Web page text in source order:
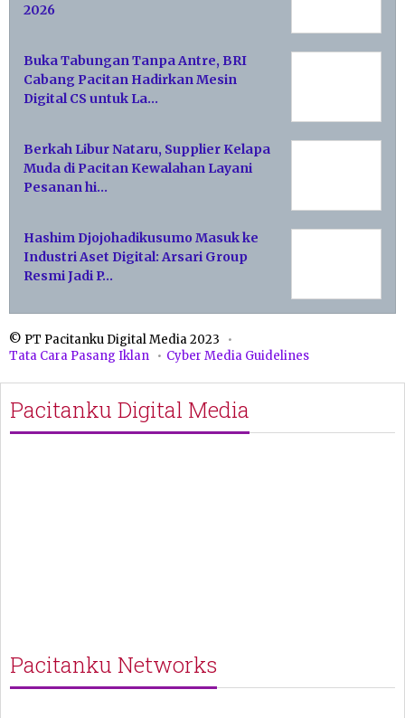
2026
Buka Tabungan Tanpa Antre, BRI
Cabang Pacitan Hadirkan Mesin
Digital CS untuk La…
Berkah Libur Nataru, Supplier Kelapa
Muda di Pacitan Kewalahan Layani
Pesanan hi…
Hashim Djojohadikusumo Masuk ke
Industri Aset Digital: Arsari Group
Resmi Jadi P…
© PT Pacitanku Digital Media 2023
Tata Cara Pasang Iklan
Cyber Media Guidelines
Pacitanku Digital Media
Pacitanku Networks